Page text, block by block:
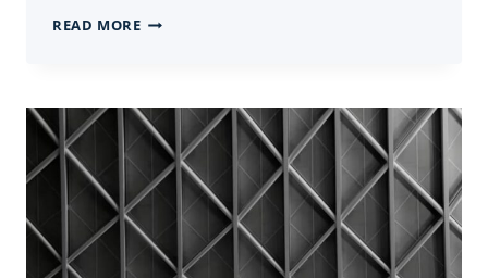
READ MORE多
写
|
ECTC61
TRANSLATION
STUDIES
LITERATURE